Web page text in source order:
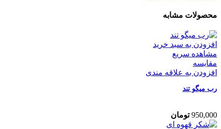
محصولات مشابه
افزودن به سبد خرید
مشاهده سریع
مقایسه
افزودن به علاقه مندی
رب میگو تند
950,000 تومان